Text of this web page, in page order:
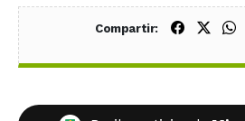
Compartir: